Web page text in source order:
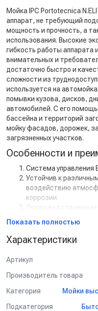
Мойка IPC Portotecnica
аппарат, не требующий
мощность и прочность, а
использования. Высокие
гибкость работы аппарата
внимательных и
достаточно быстро и
сложности из
используется на
помывки кузова, дисков,
автомобилей. С его
бассейна и территорий
мойку фасадов, дорожек,
загрязненных участков.
Особенности и
Система управления
Устойчив к
воздействию
коррозии.
Оснащен
низким давлением.
Катушка для шланга.
Колеса большого
Эргономичная
Показать полностью
Характеристики
Артикул
Производитель товара
Категория
Мойки
Подкатегория